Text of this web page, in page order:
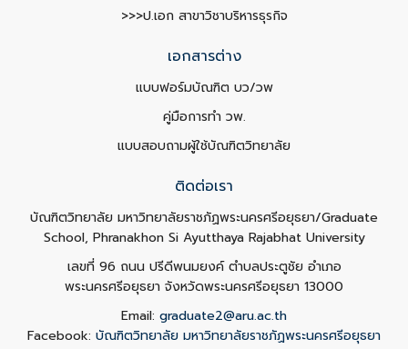
>>>ป.เอก สาขาวิชาบริหารธุรกิจ
เอกสารต่าง
แบบฟอร์มบัณฑิต บว/วพ
คู่มือการทำ วพ.
แบบสอบถามผู้ใช้บัณฑิตวิทยาลัย
ติดต่อเรา
บัณฑิตวิทยาลัย มหาวิทยาลัยราชภัฏพระนครศรีอยุธยา/Graduate
School, Phranakhon Si Ayutthaya Rajabhat University
เลขที่ 96 ถนน ปรีดีพนมยงค์ ตำบลประตูชัย อำเภอ
พระนครศรีอยุธยา จังหวัดพระนครศรีอยุธยา 13000
Email: graduate2@aru.ac.th
Facebook: บัณฑิตวิทยาลัย มหาวิทยาลัยราชภัฏพระนครศรีอยุธยา